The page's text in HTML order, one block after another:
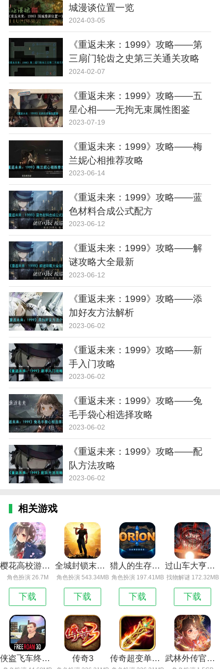
城漫谈位置一览
2024-03-05
《重返未来：1999》攻略——第
三扇门轮齿之史第三关通关攻略
2024-02-07
《重返未来：1999》攻略——五
星心相——无拘无束属性图鉴
2023-07-19
《重返未来：1999》攻略——梅
兰妮心相推荐攻略
2023-06-14
《重返未来：1999》攻略——蓝
色材料合成公式配方
2023-06-12
《重返未来：1999》攻略——解
谜攻略大全最新
2023-06-12
《重返未来：1999》攻略——添
加好友方法解析
2023-06-02
《重返未来：1999》攻略——新
手入门攻略
2023-06-02
《重返未来：1999》攻略——兔
毛手袋心相选择攻略
2023-06-02
《重返未来：1999》攻略——配
队方法攻略
2023-06-02
相关游戏
樱花高校游戏攻略_樱花高校生活体验
角色扮演 26.7M
下载
全城封锁末日求生内购破解版下载
角色扮演 543.34MB
下载
猎人的生存日记 免预约下载
角色扮演 197.41MB
下载
过山车大亨查尔斯小火车手机版_查尔斯小火车手机版
找物解谜 172.32MB
下载
侠盗飞车终极版 传奇3 传奇超变单职业 官方最新版 武林外传官网版下载安装_武林外传官网版